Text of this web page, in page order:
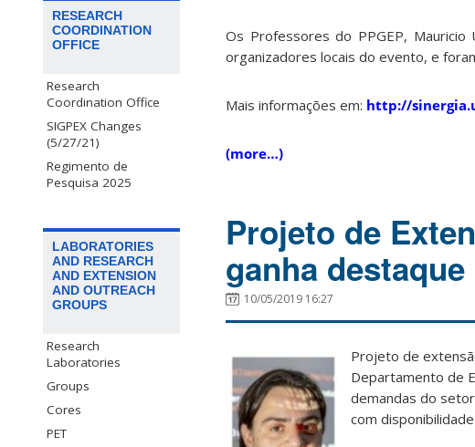
RESEARCH
COORDINATION
OFFICE
Research
Coordination Office
SIGPEX Changes
(5/27/21)
Regimento de
Pesquisa 2025
LABORATORIES
AND RESEARCH
AND EXTENSION
AND OUTREACH
GROUPS
Research
Laboratories
Groups
Cores
PET
Os Professores do PPGEP, Mauricio
organizadores locais do evento, e
Mais informações em: http://
(more…)
Projeto de
ganha
10/05/2019 16:27
Projeto de
Departamento de
demandas do
com